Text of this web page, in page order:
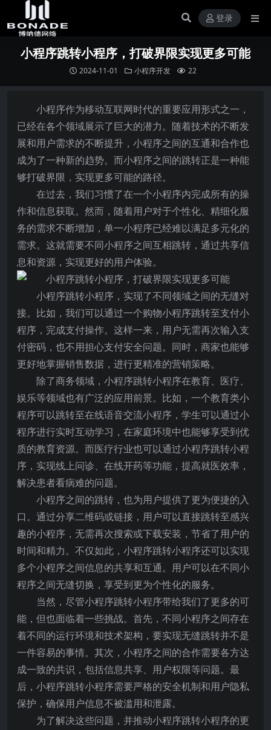
登录
小程序跳转小程序，打破界限实现更多可能
2024-11-01 小程序开发 22
小程序作为移动互联网时代的重要应用形式之一，
已经在各个领域展示了巨大的潜力。随着技术的不断发
展和用户需求的不断提升，小程序之间的互通和合作也
成为了一种新的趋势。而小程序之间的跳转正是一种能
够打破界限，实现更多可能的路径。
在过去，我们习惯了在一个小程序内完成所有的操
作和信息获取。然而，随着用户对于个性化、精细化服
务的需求不断增加，单一小程序已经难以满足多元化的
需求。这就需要不同小程序之间互相跳转，通过共享信
息和资源，实现更好的用户体验。
小程序跳转小程序，实现了不同领域之间的无缝对
接。比如，我们可以通过一个购物小程序跳转至支付小
程序，完成支付操作。这样一来，用户无需再次输入支
付密码，也不用担心支付安全问题。同时，商家也能够
更好地掌握销售数据，进行更精准的营销策略。
除了商务领域，小程序跳转小程序在教育、医疗、
娱乐等领域也有广泛的应用前景。比如，一个教育类小
程序可以跳转至在线语音交流小程序，学生可以通过小
程序进行实时互动学习，在家庭环境中也能够享受到优
质的教育资源。而医疗行业也可以通过小程序跳转小程
序，实现线上问诊、在线开药等功能，提高就医效率，
解决患者看病难的问题。
小程序之间的跳转，也为用户提供了更为便捷的入
口。通过分享二维码或链接，用户可以直接跳转至感兴
趣的小程序，无需再次搜索或下载安装，节省了用户的
时间和精力。不仅如此，小程序跳转小程序还可以实现
多个小程序之间信息的共享和互通。用户可以在不同小
程序之间无缝切换，享受到更为个性化的服务。
当然，尽管小程序跳转小程序带给我们了更多的可
能，但也面临着一些挑战。首先，不同小程序之间存在
着不同的运行环境和技术架构，要实现无缝跳转并不是
一件容易的事情。其次，小程序之间的合作需要各方达
成一致的共识，包括信息共享、用户权限等问题。最
后，小程序跳转小程序需要严格的安全机制和用户隐私
保护，确保用户信息不被滥用和泄露。
为了解决这些问题，并推动小程序跳转小程序的更